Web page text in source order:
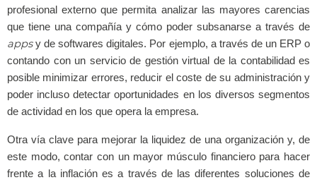
profesional externo que permita analizar las mayores carencias
que tiene una compañía y cómo poder subsanarse a través de
appsy de softwares digitales. Por ejemplo, a través de un ERP o
contando con un servicio de gestión virtual de la contabilidad es
posible minimizar errores, reducir el coste de su administración y
poder incluso detectar oportunidades en los diversos segmentos
de actividad en los que opera la empresa.
Otra vía clave para mejorar la liquidez de una organización y, de
este modo, contar con un mayor músculo financiero para hacer
frente a la inflación es a través de las diferentes soluciones de